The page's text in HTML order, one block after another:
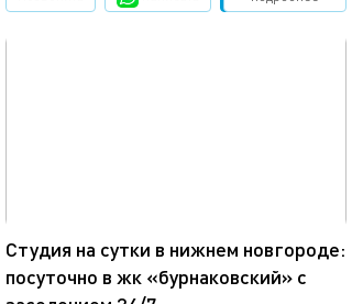
Студия на сутки в нижнем новгороде:
посуточно в жк «бурнаковский» с